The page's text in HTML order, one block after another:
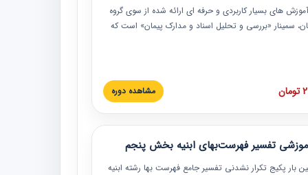
های بسیار کاربردی و حرفه‏ ای ارائه شده از سوی گروه
سمینار «بررسی و تحلیل اسناد و مدارک پیمان» است که
این خصوص ارائه شده است.
مشاهده دوره
تفسیر فهرست‌بهای ابنیه بخش پنجم
بار پکیج تکرار نشدنی تفسیر جامع فهرست بها رشته ابنیه